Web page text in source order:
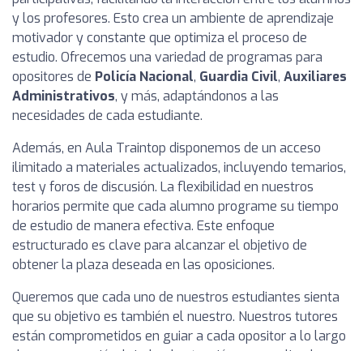
y los profesores. Esto crea un ambiente de aprendizaje
motivador y constante que optimiza el proceso de
estudio. Ofrecemos una variedad de programas para
opositores de Policía Nacional, Guardia Civil, Auxiliares
Administrativos, y más, adaptándonos a las
necesidades de cada estudiante.
Además, en Aula Traintop disponemos de un acceso
ilimitado a materiales actualizados, incluyendo temarios,
test y foros de discusión. La flexibilidad en nuestros
horarios permite que cada alumno programe su tiempo
de estudio de manera efectiva. Este enfoque
estructurado es clave para alcanzar el objetivo de
obtener la plaza deseada en las oposiciones.
Queremos que cada uno de nuestros estudiantes sienta
que su objetivo es también el nuestro. Nuestros tutores
están comprometidos en guiar a cada opositor a lo largo